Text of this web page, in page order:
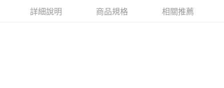
詳細說明 商品規格 相關推薦